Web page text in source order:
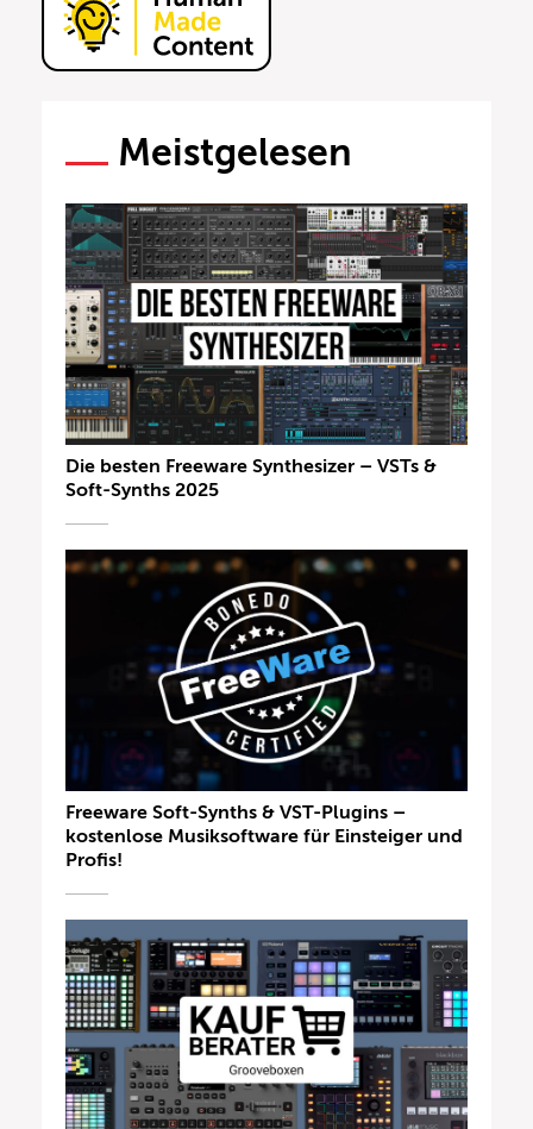
Meistgelesen
Die besten Freeware Synthesizer – VSTs &
Soft-Synths 2025
Freeware Soft-Synths & VST-Plugins –
kostenlose Musiksoftware für Einsteiger und
Profis!